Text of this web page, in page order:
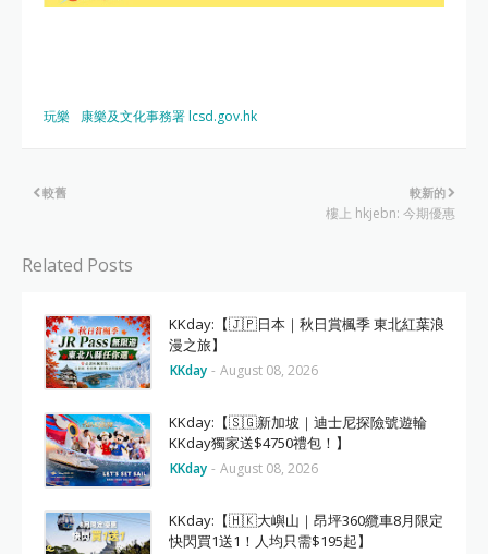
玩樂 康樂及文化事務署 lcsd.gov.hk
較新的
樓上 hkjebn: 今期優惠
較舊
Related Posts
KKday:【🇯🇵日本｜秋日賞楓季 東北紅葉浪
漫之旅】
KKday - August 08, 2026
KKday:【🇸🇬新加坡｜迪士尼探險號遊輪
KKday獨家送$4750禮包！】
KKday - August 08, 2026
KKday:【🇭🇰大嶼山｜昂坪360纜車8月限定
快閃買1送1！人均只需$195起】